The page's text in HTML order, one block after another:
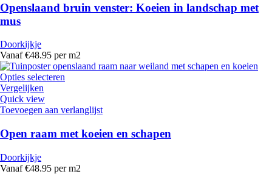
Openslaand bruin venster: Koeien in landschap met
mus
Doorkijkje
Vanaf €48.95 per m2
Opties selecteren
Vergelijken
Quick view
Toevoegen aan verlanglijst
Open raam met koeien en schapen
Doorkijkje
Vanaf €48.95 per m2